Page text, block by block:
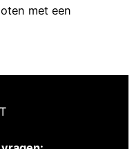
met een